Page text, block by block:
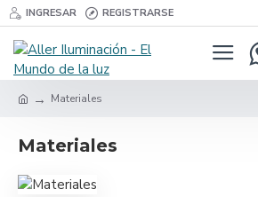
INGRESAR REGISTRARSE
Materiales
Materiales